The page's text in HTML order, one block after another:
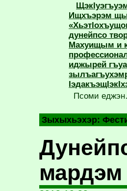
Ищхъэрэм
дунейпсо
Махуищым и
иджырей
Псоми
Зыхыхьэхэр: